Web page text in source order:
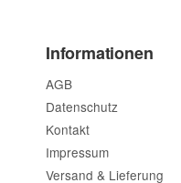
Informationen
AGB
Datenschutz
Kontakt
Impressum
Versand & Lieferung